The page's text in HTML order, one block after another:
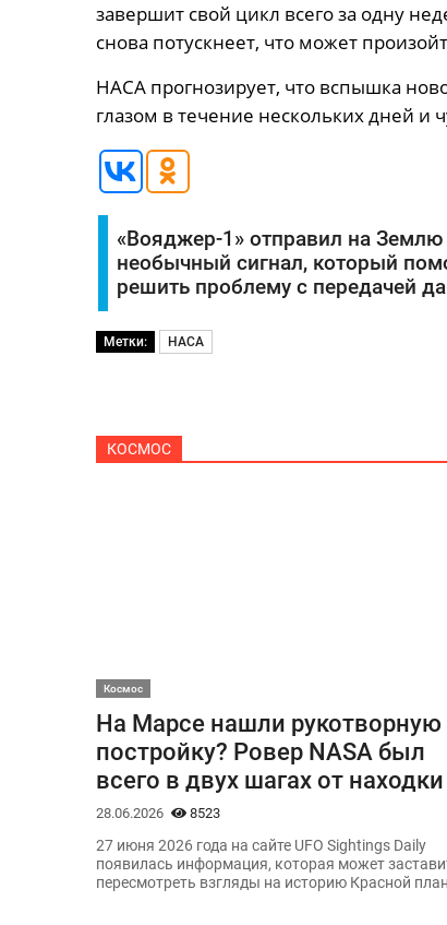
завершит свой цикл всего за одну
снова потускнеет, что может
НАСА прогнозирует, что вспышка
глазом в течение нескольких дней и
«Вояджер-1» отправил на Землю
необычный сигнал, который
решить проблему с передачей
Метки: НАСА
КОСМОС
Космос
На Марсе нашли рукотворную
постройку? Ровер NASA был
всего в двух шагах от находки
28.06.2026 8523
27 июня 2026 года на сайте UFO Sightings Daily
появилась информация, которая может
пересмотреть взгляды на историю Красной